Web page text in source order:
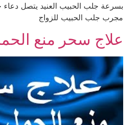
بسرعة جلب الحبيب العنيد يتصل
مجرب جلب الحبيب للزواج
علاج سحر منع